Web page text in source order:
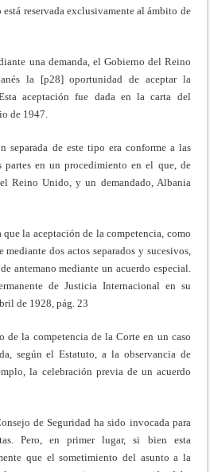
reservada exclusivamente al ámbito de
una demanda, el Gobierno del Reino
la [p28] oportunidad de aceptar la
aceptación fue dada en la carta del
de 1947.
separada de este tipo era conforme a las
partes en un procedimiento en el que, de
Reino Unido, y un demandado, Albania
que la aceptación de la competencia, como
mediante dos actos separados y sucesivos,
antemano mediante un acuerdo especial.
de Justicia Internacional en su
de 1928, pág. 23
de la competencia de la Corte en un caso
según el Estatuto, a la observancia de
la celebración previa de un acuerdo
de Seguridad ha sido invocada para
Pero, en primer lugar, si bien esta
que el sometimiento del asunto a la